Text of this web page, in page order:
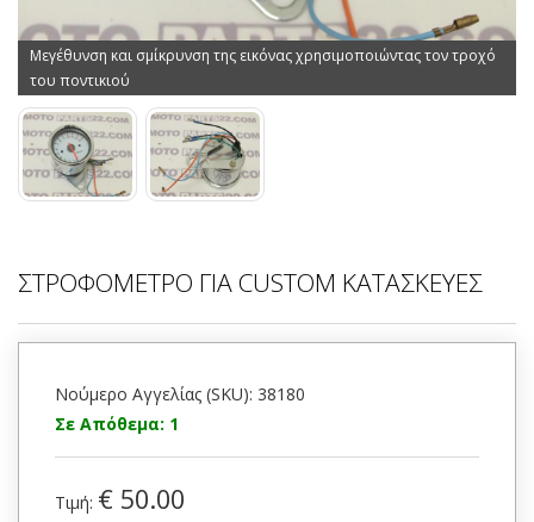
Μεγέθυνση και σμίκρυνση της εικόνας χρησιμοποιώντας τον τροχό
του ποντικιού
ΣΤΡΟΦΟΜΕΤΡΟ ΓΙΑ CUSTOM ΚΑΤΑΣΚΕΥΕΣ
Νούμερο Αγγελίας (SKU): 38180
Σε Απόθεμα: 1
Τιμή: € 50.00